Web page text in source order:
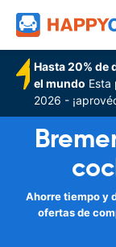
Hasta 20% de
el mundo Esta
2026 -
Ahorre tiempo y
ofertas de